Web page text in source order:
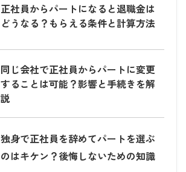
正社員からパートになると退職金は
どうなる？もらえる条件と計算方法
同じ会社で正社員からパートに変更
することは可能？影響と手続きを解
説
独身で正社員を辞めてパートを選ぶ
のはキケン？後悔しないための知識